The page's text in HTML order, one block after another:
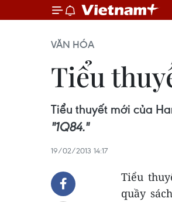
VĂN HÓA
Tiểu
Tiểu thuyết mới của
"1Q84."
19/02/2013 14:17
Tiểu
quầy